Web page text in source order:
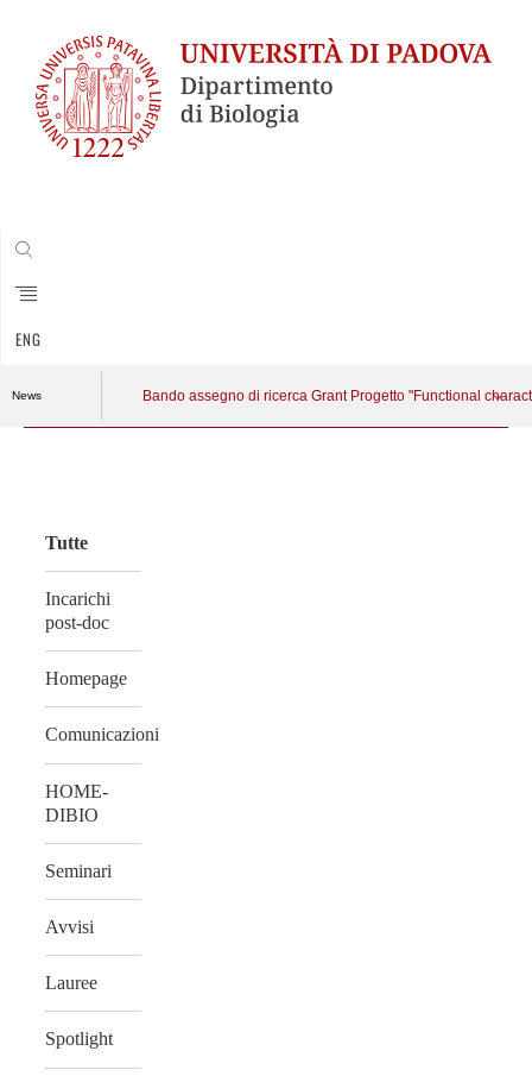
ENG
News Bando assegno di ricerca Grant Progetto "Functional
Tutte
Incarichi
post-doc
Homepage
Comunicazioni
HOME-
DIBIO
Seminari
Avvisi
Lauree
Spotlight